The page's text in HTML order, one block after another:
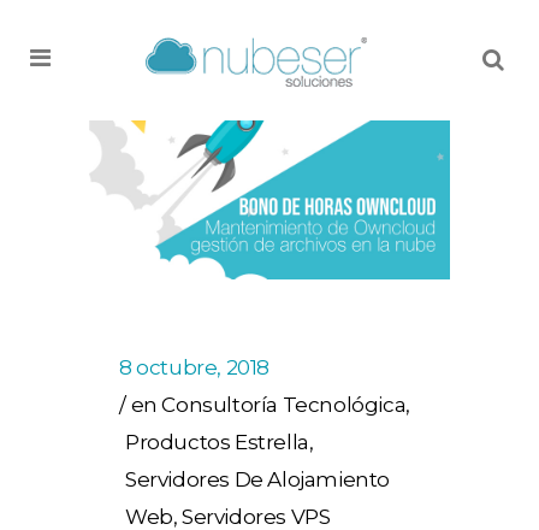
8 octubre, 2018
enConsultoría Tecnológica,
Productos Estrella,
Servidores De Alojamiento
Web,Servidores VPS